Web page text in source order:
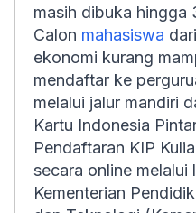
masih dibuka hingga
Calon mahasiswa
ekonomi kurang
mendaftar ke
melalui jalur mandiri
Kartu Indonesia
Pendaftaran KIP
secara online melalui
Kementerian